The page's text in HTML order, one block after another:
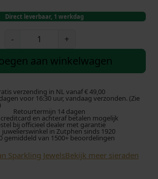
Direct leverbaar, 1 werkdag
-
a
l
i
g
J
w
+
aan winkelwagen
verzending in NL vanaf € 49,00
voor 16:30 uur, vandaag verzonden. (Zie
Retourtermijn 14 dagen
creditcard en achteraf betalen mogelijk
bij officieel dealer met garantie
juwelierswinkel in Zutphen sinds 1920
gemiddeld van 1500+ beoordelingen
Sparkling JewelsBekijk meer sieraden